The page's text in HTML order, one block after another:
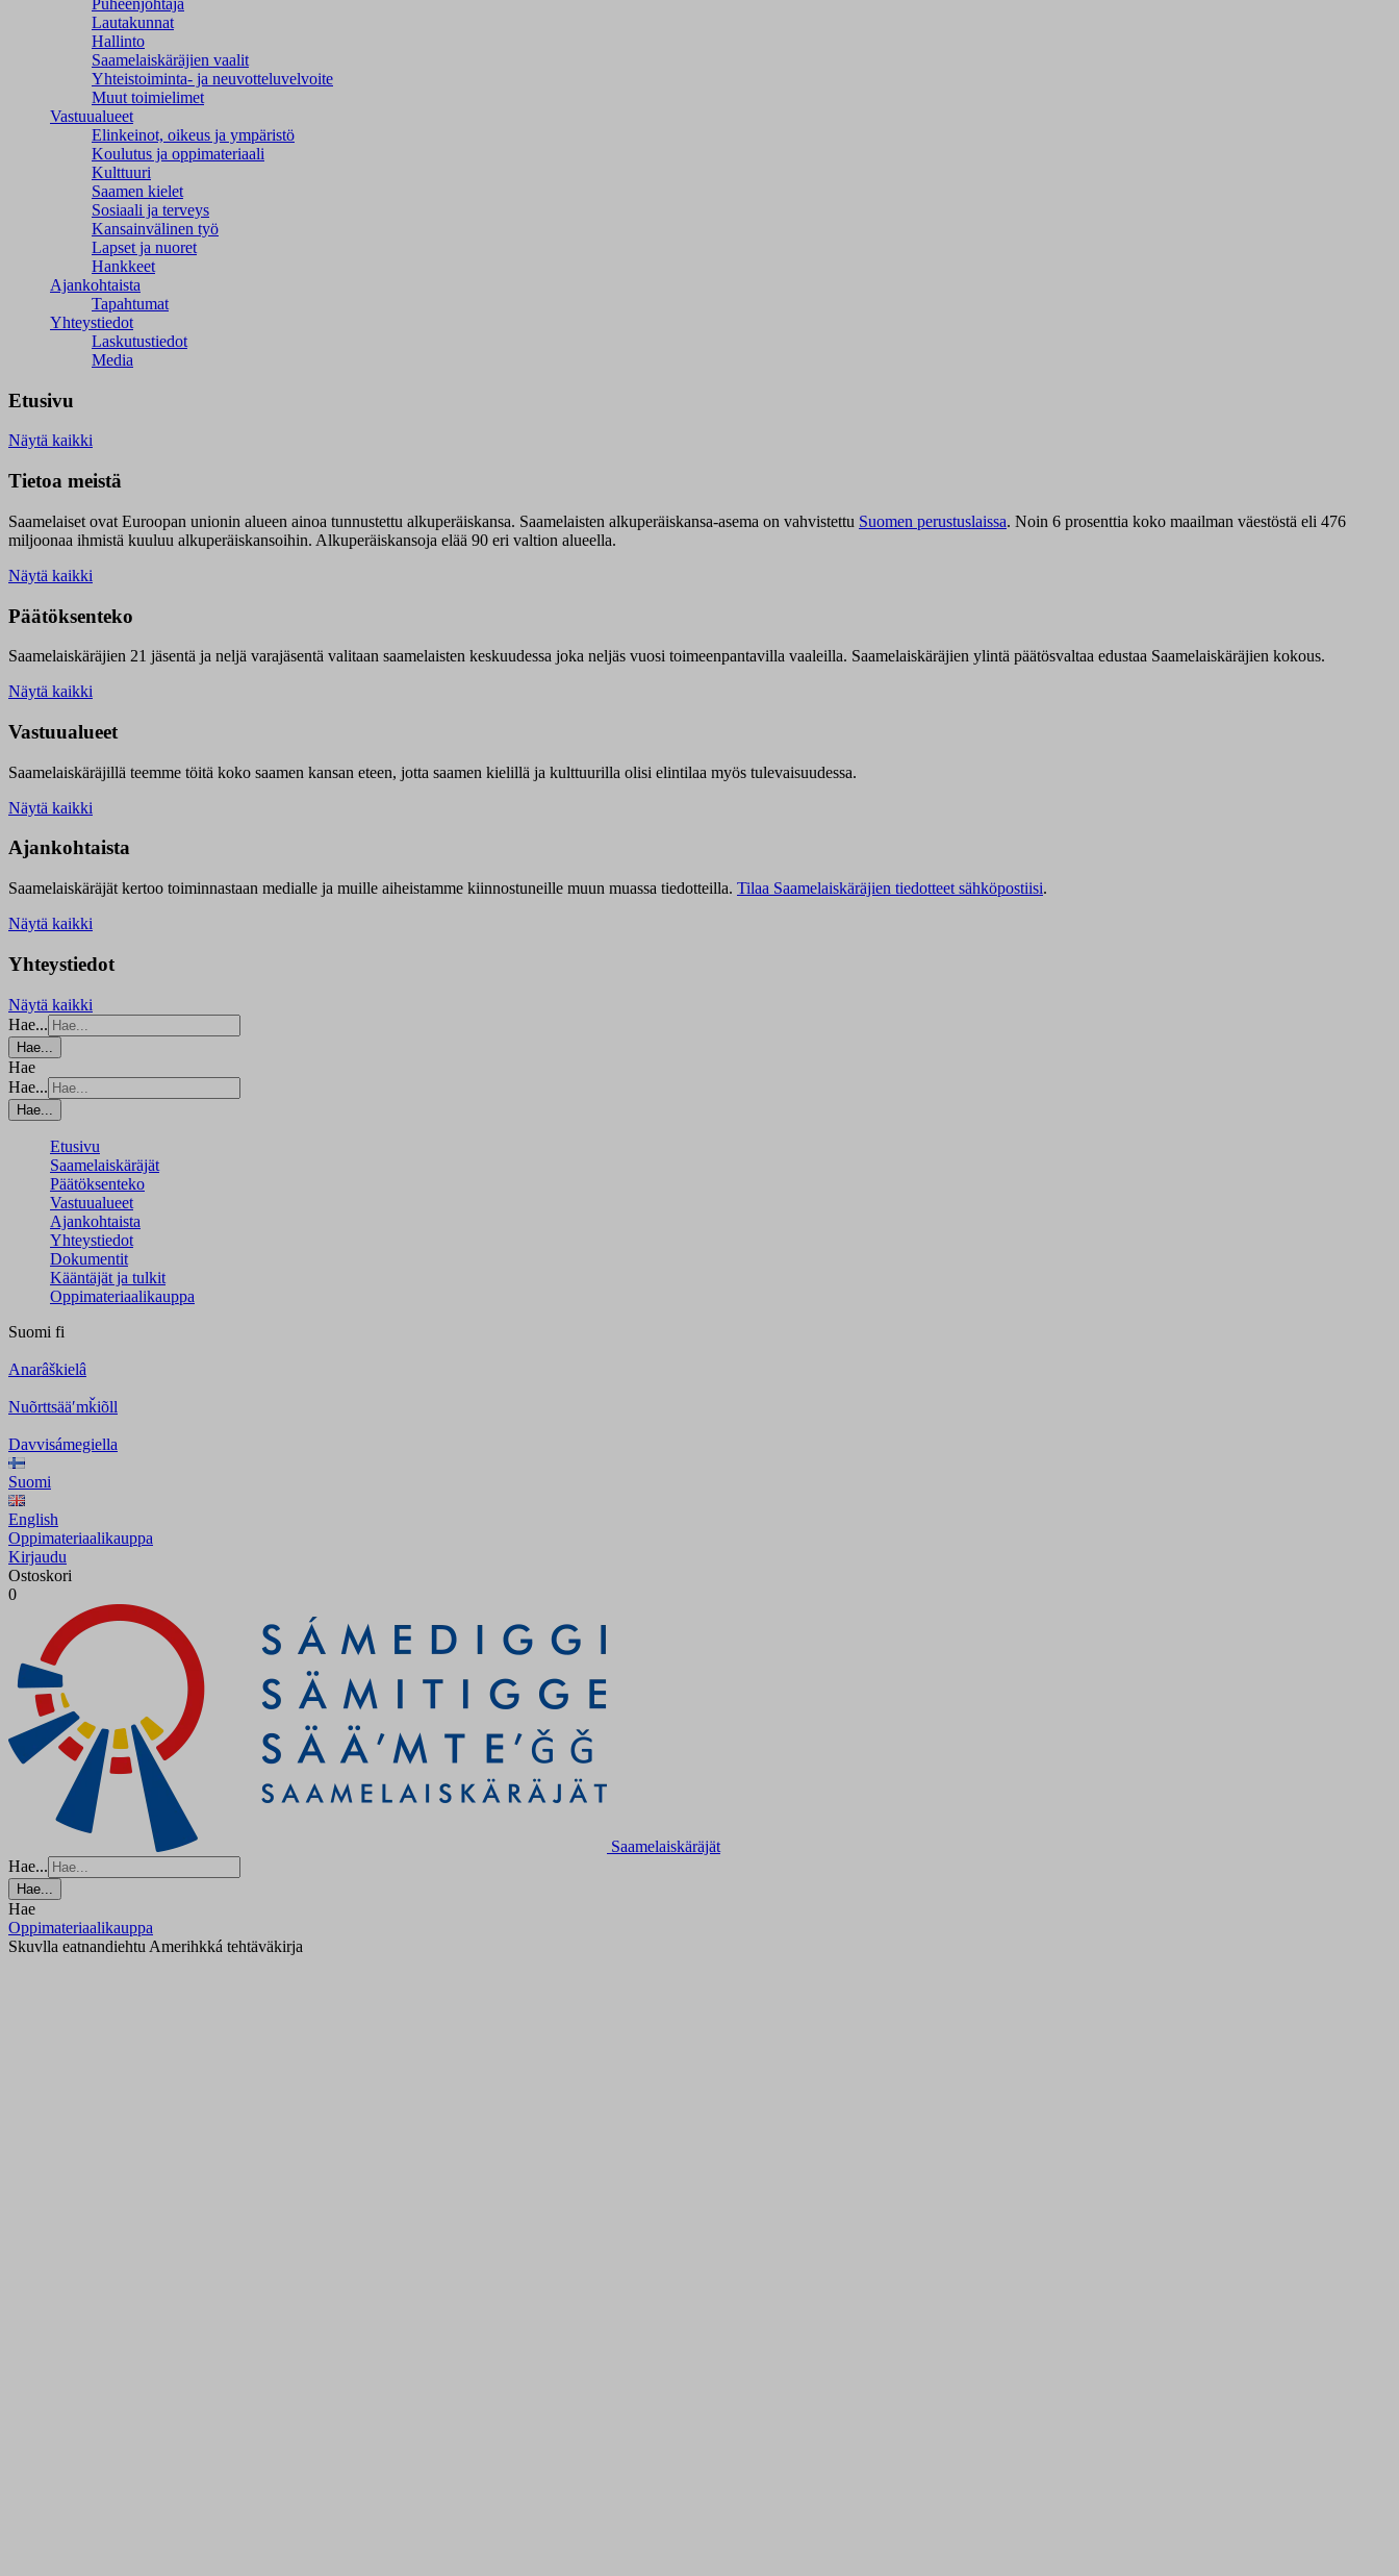
Puheenjohtaja
Lautakunnat
Hallinto
Saamelaiskäräjien vaalit
Yhteistoiminta- ja neuvotteluvelvoite
Muut toimielimet
Vastuualueet
Elinkeinot, oikeus ja ympäristö
Koulutus ja oppimateriaali
Kulttuuri
Saamen kielet
Sosiaali ja terveys
Kansainvälinen työ
Lapset ja nuoret
Hankkeet
Ajankohtaista
Tapahtumat
Yhteystiedot
Laskutustiedot
Media
Etusivu
Näytä kaikki
Tietoa meistä
Saamelaiset ovat Euroopan unionin alueen ainoa tunnustettu alkuperäiskansa. Saamelaisten alkuperäiskansa-asema on vahvistettu Suomen perustuslaissa. Noin 6 prosenttia koko maailman väestöstä eli 476
miljoonaa ihmistä kuuluu alkuperäiskansoihin. Alkuperäiskansoja elää 90 eri valtion alueella.
Näytä kaikki
Päätöksenteko
Saamelaiskäräjien 21 jäsentä ja neljä varajäsentä valitaan saamelaisten keskuudessa joka neljäs vuosi toimeenpantavilla vaaleilla. Saamelaiskäräjien ylintä päätösvaltaa edustaa Saamelaiskäräjien kokous.
Näytä kaikki
Vastuualueet
Saamelaiskäräjillä teemme töitä koko saamen kansan eteen, jotta saamen kielillä ja kulttuurilla olisi elintilaa myös tulevaisuudessa.
Näytä kaikki
Ajankohtaista
Saamelaiskäräjät kertoo toiminnastaan medialle ja muille aiheistamme kiinnostuneille muun muassa tiedotteilla. Tilaa Saamelaiskäräjien tiedotteet sähköpostiisi.
Näytä kaikki
Yhteystiedot
Näytä kaikki
Hae...
Hae...
Hae
Hae...
Hae...
Etusivu
Saamelaiskäräjät
Päätöksenteko
Vastuualueet
Ajankohtaista
Yhteystiedot
Dokumentit
Kääntäjät ja tulkit
Oppimateriaalikauppa
Suomi fi
Anarâškielâ
Nuõrttsääʹmǩiõll
Davvisámegiella
Suomi
English
Oppimateriaalikauppa
Kirjaudu
Ostoskori
0
Saamelaiskäräjät
Hae...
Hae...
Hae
Oppimateriaalikauppa
Skuvlla eatnandiehtu Amerihkká tehtäväkirja